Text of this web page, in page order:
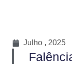
Julho , 2025